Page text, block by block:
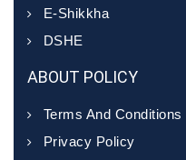
E-Shikkha
DSHE
ABOUT POLICY
Terms And Conditions
Privacy Policy